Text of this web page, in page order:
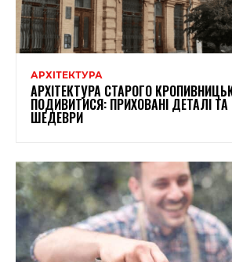
АРХІТЕКТУРА
АРХІТЕКТУРА СТАРОГО
ПОДИВИТИСЯ: ПРИХОВАНІ ДЕТАЛІ ТА
ШЕДЕВРИ